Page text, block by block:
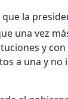
que la
una vez
y
a una y